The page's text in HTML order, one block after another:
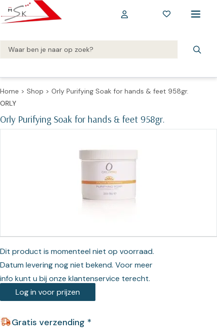
Home > Shop > Orly Purifying Soak for hands & feet 958gr.
Orly Purifying Soak for hands & feet 958gr.
ORLY
Dit product is momenteel niet op voorraad.
Datum levering nog niet bekend. Voor meer
info kunt u bij onze klantenservice terecht.
Log in voor prijzen
Gratis verzending *